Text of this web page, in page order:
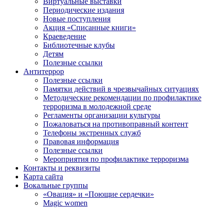
Периодические издания
Новые поступления
Акция «Списанные книги»
Краеведение
Библиотечные клубы
Детям
Полезные ссылки
Антитеррор
Полезные ссылки
Памятки действий в чрезвычайных ситуациях
Методические рекомендации по профилактике
терроризма в молодежной среде
Регламенты организации культуры
Пожаловаться на противоправный контент
Телефоны экстренных служб
Правовая информация
Полезные ссылки
Мероприятия по профилактике терроризма
Контакты и реквизиты
Карта сайта
Вокальные группы
«Овация» и «Поющие сердечки»
Magic women